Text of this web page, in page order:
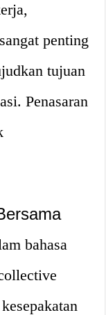
penting
tujuan
Penasaran
bahasa